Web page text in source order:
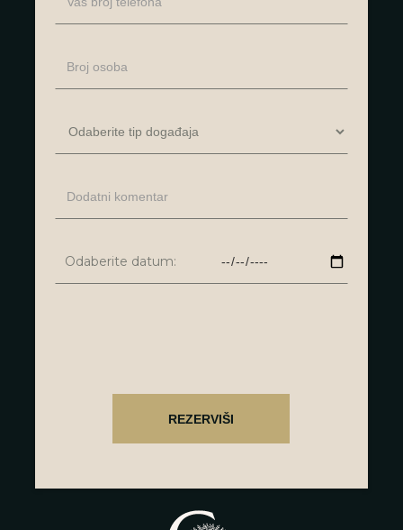
Odaberite datum: